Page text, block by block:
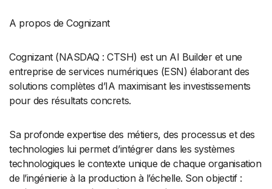
A propos de Cognizant
Cognizant (NASDAQ : CTSH) est un AI Builder et une
entreprise de services numériques (ESN) élaborant des
solutions complètes d’IA maximisant les investissements
pour des résultats concrets.
Sa profonde expertise des métiers, des processus et des
technologies lui permet d’intégrer dans les systèmes
technologiques le contexte unique de chaque organisation
de l’ingénierie à la production à l’échelle. Son objectif :